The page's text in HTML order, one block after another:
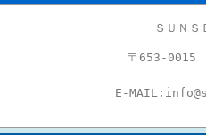
ＳＵＮ
〒653-0015
E-MAIL: